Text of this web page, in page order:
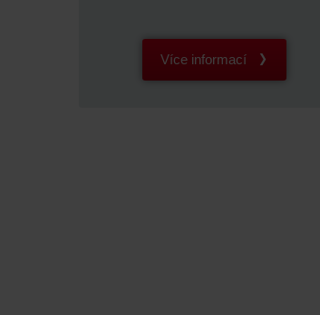
Více informací